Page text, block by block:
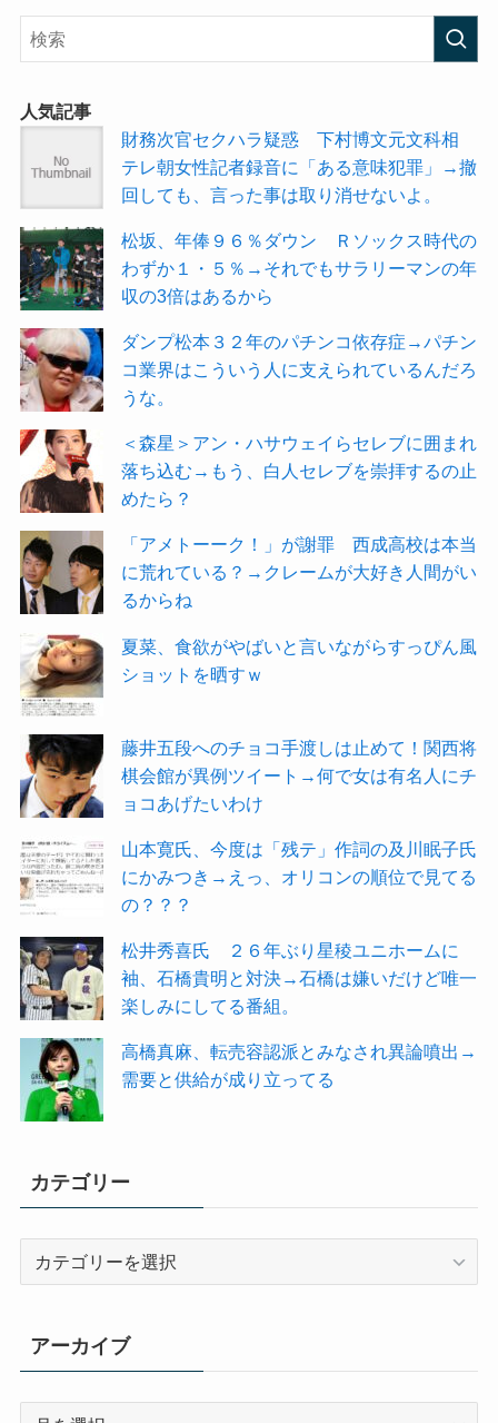
人気記事
財務次官セクハラ疑惑 下村博文元文科相
テレ朝女性記者録音に「ある意味犯罪」→撤
回しても、言った事は取り消せないよ。
松坂、年俸９６％ダウン Ｒソックス時代の
わずか１・５％→それでもサラリーマンの年
収の3倍はあるから
ダンプ松本３２年のパチンコ依存症→パチン
コ業界はこういう人に支えられているんだろ
うな。
＜森星＞アン・ハサウェイらセレブに囲まれ
落ち込む→もう、白人セレブを崇拝するの止
めたら？
「アメトーーク！」が謝罪 西成高校は本当
に荒れている？→クレームが大好き人間がい
るからね
夏菜、食欲がやばいと言いながらすっぴん風
ショットを晒すｗ
藤井五段へのチョコ手渡しは止めて！関西将
棋会館が異例ツイート→何で女は有名人にチ
ョコあげたいわけ
山本寛氏、今度は「残テ」作詞の及川眠子氏
にかみつき→えっ、オリコンの順位で見てる
の？？？
松井秀喜氏 ２６年ぶり星稜ユニホームに
袖、石橋貴明と対決→石橋は嫌いだけど唯一
楽しみにしてる番組。
高橋真麻、転売容認派とみなされ異論噴出→
需要と供給が成り立ってる
カテゴリー
リ
ー
アーカイブ